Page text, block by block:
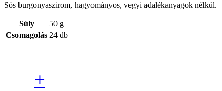
Sós burgonyaszirom, hagyományos, vegyi adalékanyagok nélkül.
Súly
50 g
Csomagolás 24 db
+